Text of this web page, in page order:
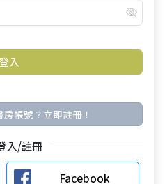
帳號？立即註冊！
入/註冊
Facebook